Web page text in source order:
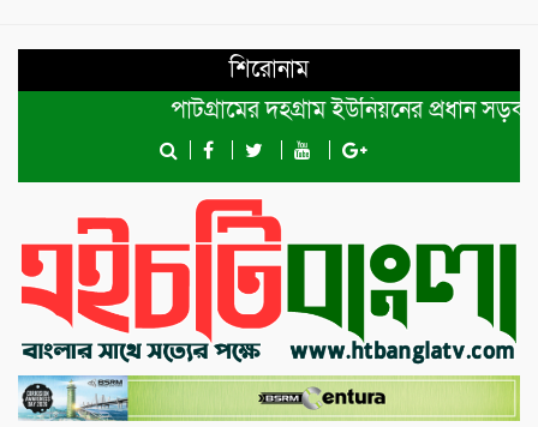
শিরোনাম
পাটগ্রামের দহগ্রাম ইউনিয়নের প্রধান সড়ক